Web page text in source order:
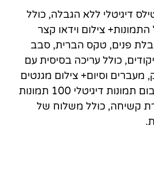
דיגיטלי ללא הגבלה, כולל
התמונות+ צילום וידאו קצר
פנים, טקס הברית, סבב
כולל עריכה בסיסית עם
מעברים וסיום+ צילום מגנטים
ללא הגבלה+אלבום תמונות דיגיטלי 100 תמונות
קשיחה, כולל משלוח של